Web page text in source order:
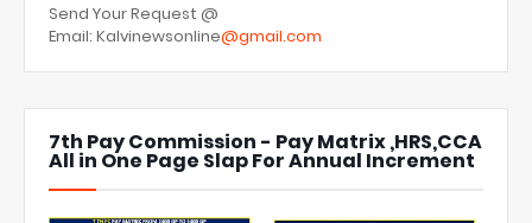
Send Your Request @
Email: Kalvinewsonline@gmail.com
7th Pay Commission - Pay Matrix ,HRS,CCA
All in One Page Slap For Annual Increment